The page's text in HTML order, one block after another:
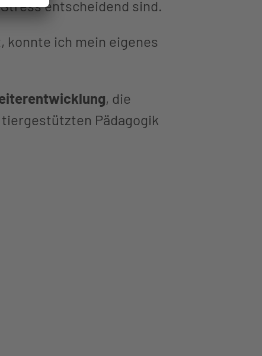
entscheidend sind.
konnte ich mein eigenes
, die
Pädagogik